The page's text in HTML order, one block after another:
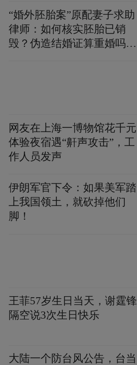
“婚外胚胎案”原配妻子求助
律师：如何核实胚胎已销
毁？伪造结婚证算重婚吗？
网友在上海一博物馆花千元
体验夜宿遇“鼾声攻击”，工
作人员发声
伊朗军官下令：如果美军踏
上我国领土，就砍掉他们
脚！
王菲57岁生日当天，谢霆锋
隔空说3次生日快乐
大陆一个防台风公告，台当